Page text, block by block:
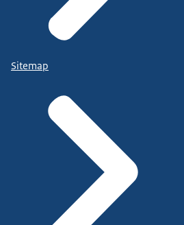
Sitemap